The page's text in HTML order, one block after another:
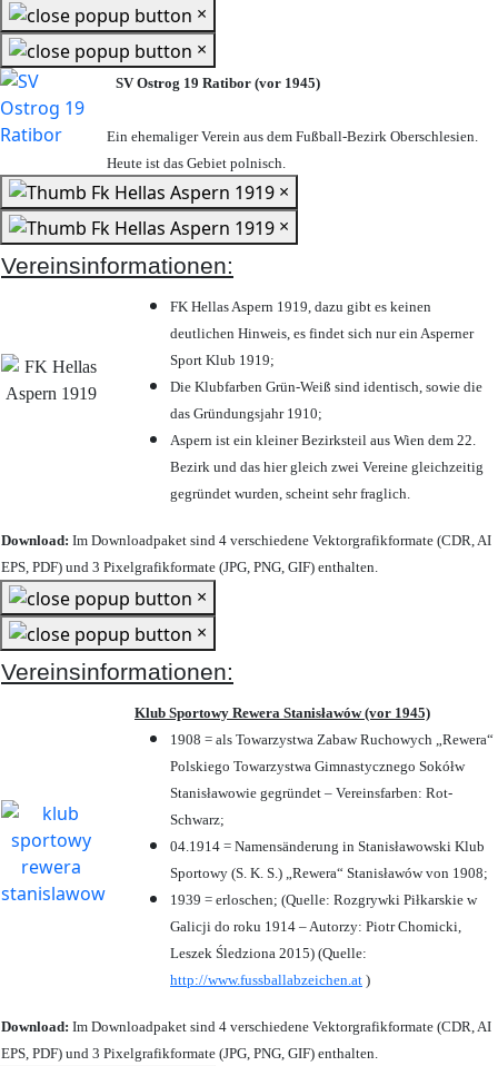
×
×
SV Ostrog 19 Ratibor (vor 1945)
Ein ehemaliger Verein aus dem Fußball-Bezirk Oberschlesien.
Heute ist das Gebiet polnisch.
×
×
Vereinsinformationen:
FK Hellas Aspern 1919, dazu gibt es keinen
deutlichen Hinweis, es findet sich nur ein Asperner
Sport Klub 1919;
Die Klubfarben Grün-Weiß sind identisch, sowie die
das Gründungsjahr 1910;
Aspern ist ein kleiner Bezirksteil aus Wien dem 22.
Bezirk und das hier gleich zwei Vereine gleichzeitig
gegründet wurden, scheint sehr fraglich.
Download: Im Downloadpaket sind 4 verschiedene Vektorgrafikformate (CDR, AI
EPS, PDF) und 3 Pixelgrafikformate (JPG, PNG, GIF) enthalten.
×
×
Vereinsinformationen:
Klub Sportowy Rewera Stanisławów (vor 1945)
1908 = als Towarzystwa Zabaw Ruchowych „Rewera“
Polskiego Towarzystwa Gimnastycznego Sokółw
Stanisławowie gegründet – Vereinsfarben: Rot-
Schwarz;
04.1914 = Namensänderung in Stanisławowski Klub
Sportowy (S. K. S.) „Rewera“ Stanisławów von 1908;
1939 = erloschen; (Quelle: Rozgrywki Piłkarskie w
Galicji do roku 1914 – Autorzy: Piotr Chomicki,
Leszek Śledziona 2015) (Quelle:
http://www.fussballabzeichen.at )
Download: Im Downloadpaket sind 4 verschiedene Vektorgrafikformate (CDR, AI
EPS, PDF) und 3 Pixelgrafikformate (JPG, PNG, GIF) enthalten.